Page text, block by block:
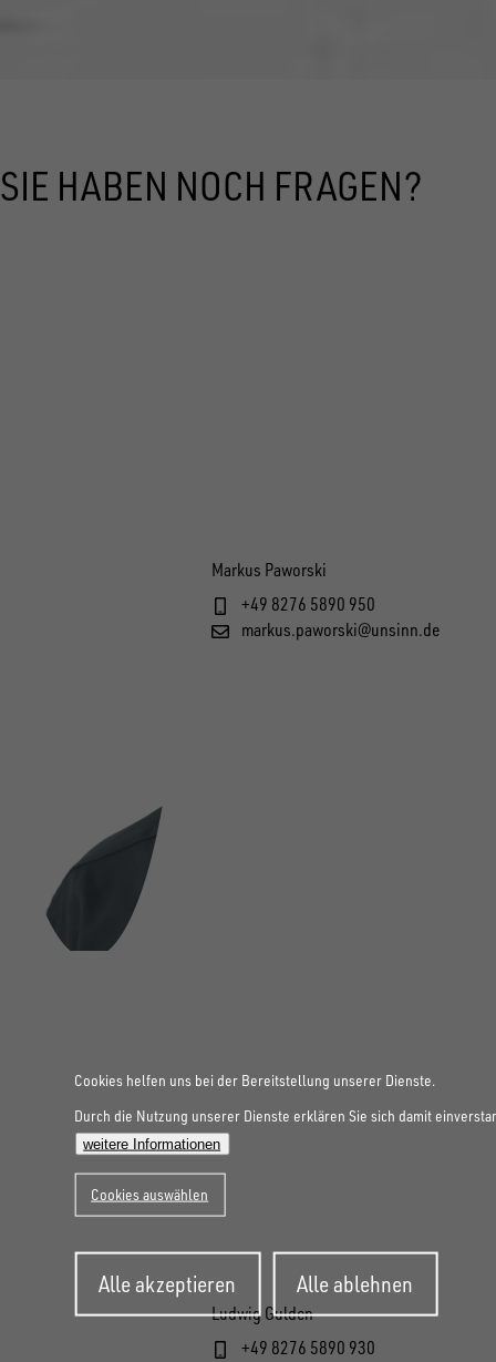
SIE HABEN NOCH FRAGEN?
Markus Paworski
+49 8276 5890 950
markus.paworski@unsinn.de
Ludwig Gulden
+49 8276 5890 930
Cookies helfen uns bei der Bereitstellung unserer Dienste.
Durch die Nutzung unserer Dienste erklären Sie sich damit
weitere Informationen
Cookies auswählen
Alle akzeptieren
zurückziehen
Alle ablehnen